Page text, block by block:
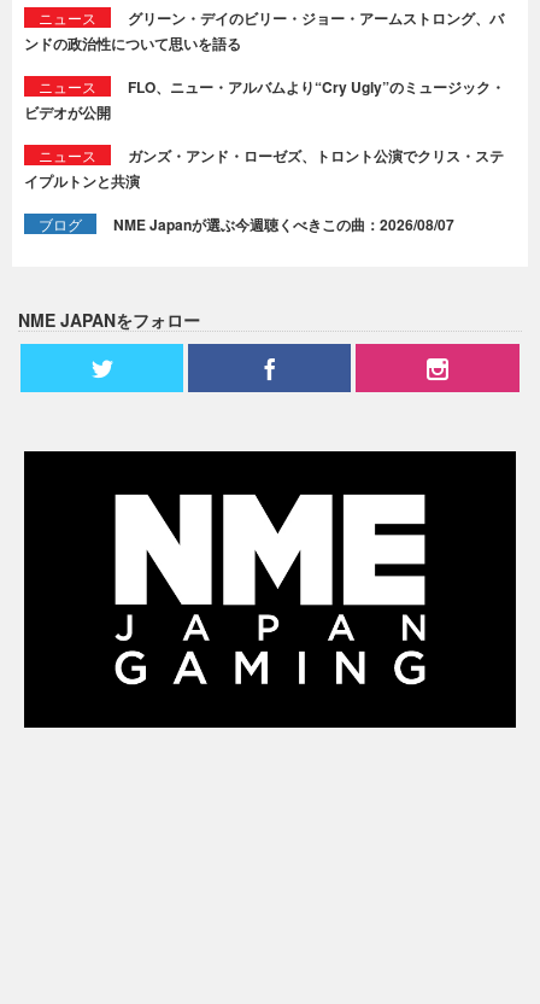
ニュース
グリーン・デイのビリー・ジョー・アームストロング、バ
ンドの政治性について思いを語る
ニュース
FLO、ニュー・アルバムより“Cry Ugly”のミュージック・
ビデオが公開
ニュース
ガンズ・アンド・ローゼズ、トロント公演でクリス・ステ
イプルトンと共演
ブログ NME Japanが選ぶ今週聴くべきこの曲：2026/08/07
NME JAPANをフォロー